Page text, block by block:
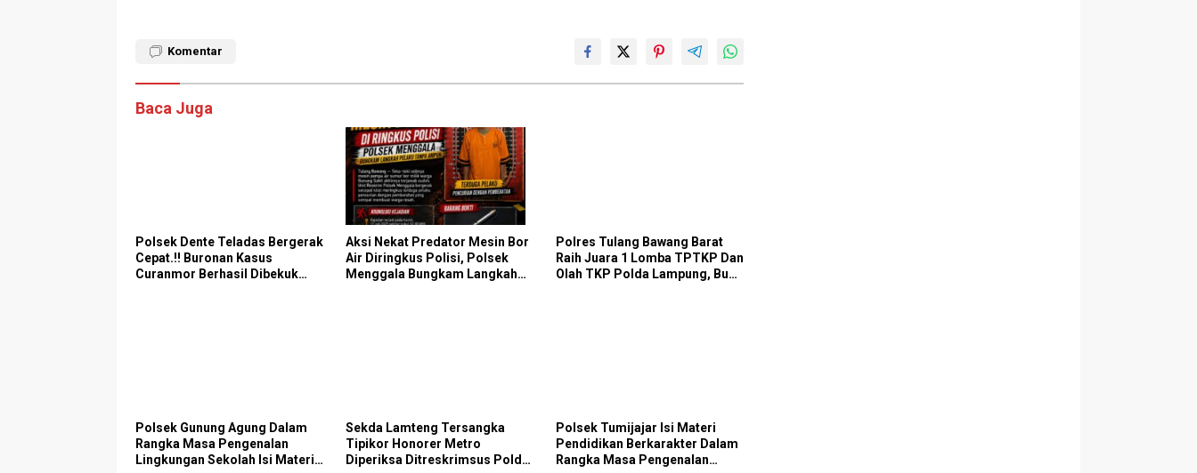
Komentar
Baca Juga
Polsek Dente Teladas Bergerak
Cepat.!! Buronan Kasus
Curanmor Berhasil Dibekuk
Aksi Nekat Predator Mesin Bor
Air Diringkus Polisi, Polsek
Menggala Bungkam Langkah
Polres Tulang Bawang Barat
Raih Juara 1 Lomba TPTKP Dan
Olah TKP Polda Lampung, Bukti
Polsek Gunung Agung Dalam
Rangka Masa Pengenalan
Lingkungan Sekolah Isi Materi
Sekda Lamteng Tersangka
Tipikor Honorer Metro
Diperiksa Ditreskrimsus Polda
Polsek Tumijajar Isi Materi
Pendidikan Berkarakter Dalam
Rangka Masa Pengenalan